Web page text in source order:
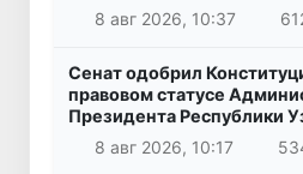
8 авг 2026, 10:37
Сенат одобрил
правовом статусе
Президента Республики
8 авг 2026, 10:17